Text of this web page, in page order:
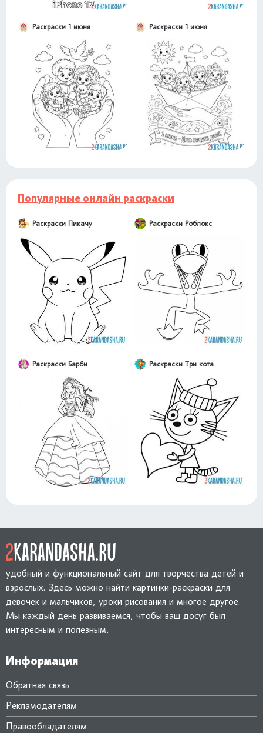
Раскраски 1 июня Раскраски 1 июня
Популярные онлайн раскраски
Раскраски Пикачу Раскраски Роблокс
Раскраски Барби Раскраски Три кота
удобный и функциональный сайт для творчества детей и
взрослых. Здесь можно найти картинки-раскраски для
девочек и мальчиков, уроки рисования и многое другое.
Мы каждый день развиваемся, чтобы ваш досуг был
интересным и полезным.
Информация
Обратная связь
Рекламодателям
Правообладателям